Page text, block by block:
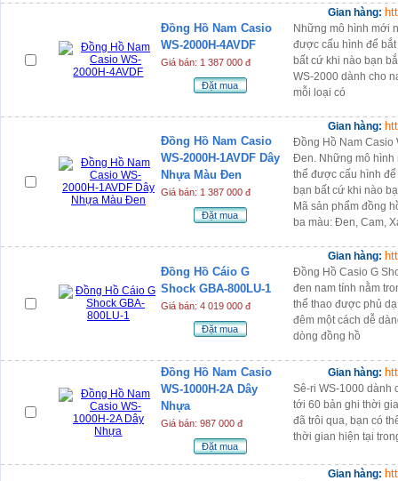
Đồng Hồ Nam Casio
WS-2000H-4AVDF
Giá bán: 1 387 000 đ
Đặt mua
Gian hàng:
Những mô hình mới
được cấu hình để
bất cứ khi nào bạn
WS-2000 dành cho
mỗi loại có
Đồng Hồ Nam Casio
WS-2000H-1AVDF Dây
Nhựa Màu Đen
Giá bán: 1 387 000 đ
Đặt mua
Gian hàng:
Đồng Hồ Nam Casio
Đen. Những mô hình
thể được cấu hình
bạn bất cứ khi nào
Mã sản phẩm đồng
ba màu: Đen, Cam,
Đồng Hồ Cáio G
Shock GBA-800LU-1
Giá bán: 4 019 000 đ
Đặt mua
Gian hàng:
Đồng Hồ Casio G
đen nam tính nằm
thể thao được phủ
đêm một cách dễ
dòng đồng hồ
Đồng Hồ Nam Casio
WS-1000H-2A Dây
Nhựa
Giá bán: 987 000 đ
Đặt mua
Gian hàng:
Sê-ri WS-1000 dành
tới 60 bản ghi thời
đã trôi qua, bạn có
thời gian hiện tại
Gian hàng: